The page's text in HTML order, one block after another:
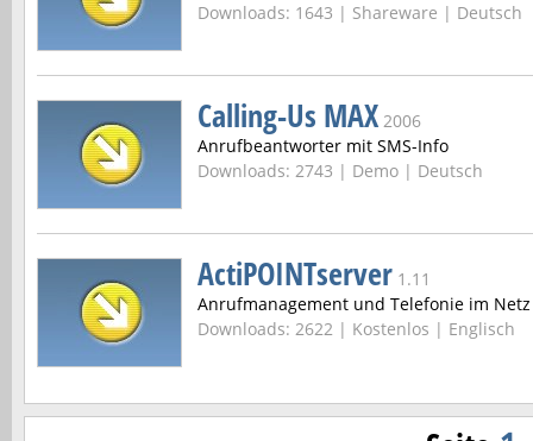
Downloads: 1643 | Shareware | Deutsch
Calling-Us MAX 2006
Anrufbeantworter mit SMS-Info
Downloads: 2743 | Demo | Deutsch
ActiPOINTserver 1.11
Anrufmanagement und Telefonie im Netz
Downloads: 2622 | Kostenlos | Englisch